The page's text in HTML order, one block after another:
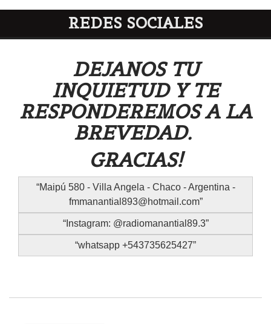
REDES SOCIALES
DEJANOS TU
INQUIETUD Y TE
RESPONDEREMOS A LA
BREVEDAD.
GRACIAS!
Maipú 580 - Villa Angela - Chaco - Argentina -
fmmanantial893@hotmail.com
Instagram: @radiomanantial89.3
whatsapp +543735625427